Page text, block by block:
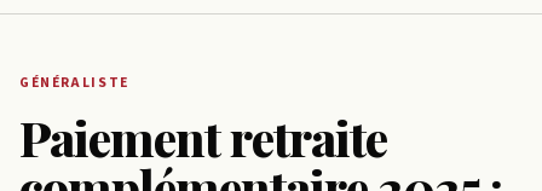
GÉNÉRALISTE
Paiement retraite